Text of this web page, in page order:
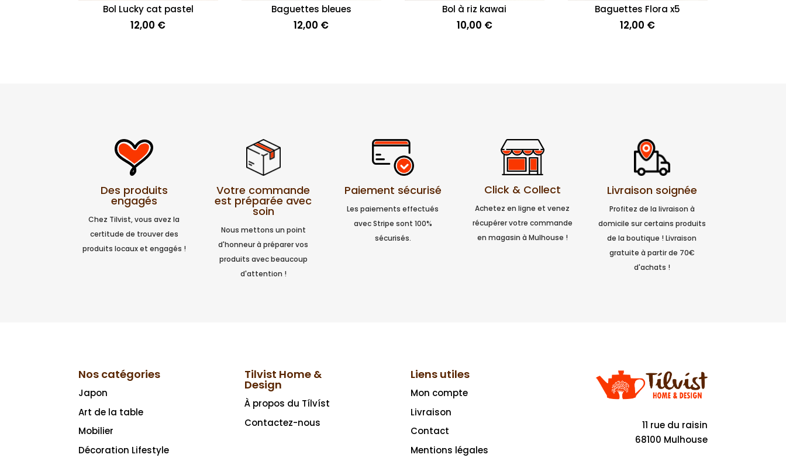
Bol Lucky cat pastel
12,00 €
Baguettes bleues
12,00 €
Bol à riz kawai
10,00 €
Baguettes Flora x5
12,00 €
Des produits
engagés
Chez Tilvist, vous avez la
certitude de trouver des
produits locaux et engagés !
Votre commande
est préparée avec
soin
Nous mettons un point
d'honneur à préparer vos
produits avec beaucoup
d'attention !
Paiement sécurisé
Les paiements effectués
avec Stripe sont 100%
sécurisés.
Click & Collect
Achetez en ligne et venez
récupérer votre commande
en magasin à Mulhouse !
Livraison soignée
Profitez de la livraison à
domicile sur certains produits
de la boutique ! Livraison
gratuite à partir de 70€
d'achats !
Nos catégories
Japon
Art de la table
Mobilier
Décoration Lifestyle
Tilvist Home &
Design
À propos du Tílvíst
Contactez-nous
Liens utiles
Mon compte
Livraison
Contact
Mentions légales
11 rue du raisin
68100 Mulhouse